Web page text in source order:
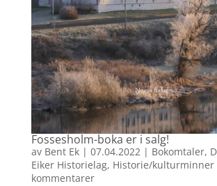
Fossesholm-boka er i salg!
av Bent Ek| 07.04.2022| Bokomtaler,
Eiker Historielag, Historie/kulturminner
kommentarer